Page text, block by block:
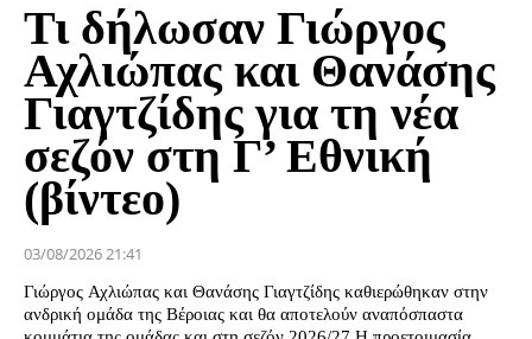
Τι δήλωσαν Γιώργος
Αχλιώπας και Θανάσης
Γιαγτζίδης για τη νέα
σεζόν στη Γ’ Εθνική
(βίντεο)
03/08/2026 21:41
Γιώργος Αχλιώπας και Θανάσης Γιαγτζίδης καθιερώθηκαν στην
ανδρική ομάδα της Βέροιας και θα αποτελούν αναπόσπαστα